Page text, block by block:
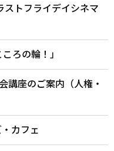
ストフライデイシネマ
ろの輪！」
講座のご案内（人権・
カフェ